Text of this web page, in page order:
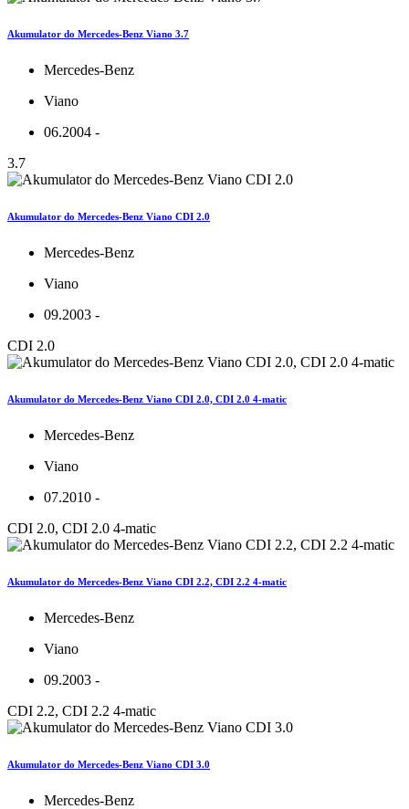
Akumulator do Mercedes-Benz Viano 3.7
Mercedes-Benz
Viano
06.2004 -
3.7
Akumulator do Mercedes-Benz Viano CDI 2.0
Mercedes-Benz
Viano
09.2003 -
CDI 2.0
Akumulator do Mercedes-Benz Viano CDI 2.0, CDI 2.0 4-matic
Mercedes-Benz
Viano
07.2010 -
CDI 2.0, CDI 2.0 4-matic
Akumulator do Mercedes-Benz Viano CDI 2.2, CDI 2.2 4-matic
Mercedes-Benz
Viano
09.2003 -
CDI 2.2, CDI 2.2 4-matic
Akumulator do Mercedes-Benz Viano CDI 3.0
Mercedes-Benz